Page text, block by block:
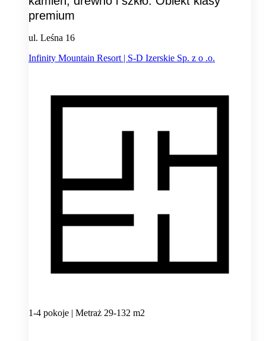
premium
ul. Leśna 16
Infinity Mountain Resort | S-D Izerskie Sp. z o .o.
1-4 pokoje | Metraż 29-132 m2